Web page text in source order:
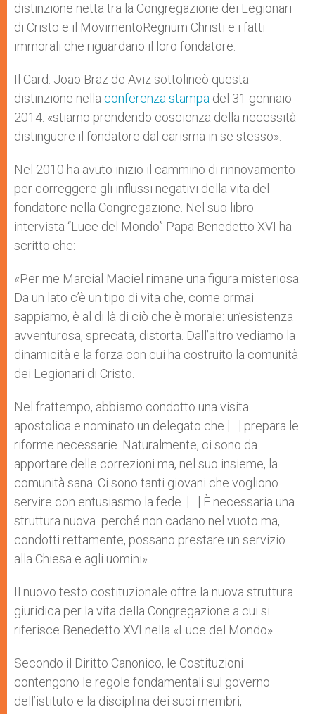
distinzione netta tra la Congregazione dei Legionari
di Cristo e il MovimentoRegnum Christi e i fatti
immorali che riguardano il loro fondatore.
Il Card. Joao Braz de Aviz sottolineò questa
distinzione nella conferenza stampa del 31 gennaio
2014: «stiamo prendendo coscienza della necessità
distinguere il fondatore dal carisma in se stesso».
Nel 2010 ha avuto inizio il cammino di rinnovamento
per correggere gli influssi negativi della vita del
fondatore nella Congregazione. Nel suo libro
intervista “Luce del Mondo” Papa Benedetto XVI ha
scritto che:
«Per me Marcial Maciel rimane una figura misteriosa.
Da un lato c’è un tipo di vita che, come ormai
sappiamo, è al di là di ciò che è morale: un’esistenza
avventurosa, sprecata, distorta. Dall’altro vediamo la
dinamicità e la forza con cui ha costruito la comunità
dei Legionari di Cristo.
Nel frattempo, abbiamo condotto una visita
apostolica e nominato un delegato che […] prepara le
riforme necessarie. Naturalmente, ci sono da
apportare delle correzioni ma, nel suo insieme, la
comunità sana. Ci sono tanti giovani che vogliono
servire con entusiasmo la fede. […] È necessaria una
struttura nuova perché non cadano nel vuoto ma,
condotti rettamente, possano prestare un servizio
alla Chiesa e agli uomini».
Il nuovo testo costituzionale offre la nuova struttura
giuridica per la vita della Congregazione a cui si
riferisce Benedetto XVI nella «Luce del Mondo».
Secondo il Diritto Canonico, le Costituzioni
contengono le regole fondamentali sul governo
dell’istituto e la disciplina dei suoi membri,